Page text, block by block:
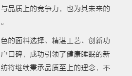
品质上的竞争力，也为其未来的
的面料选择、精湛工艺、创新功
口碑，成功引领了健康睡眠的新
将继续秉承品质至上的理念，不